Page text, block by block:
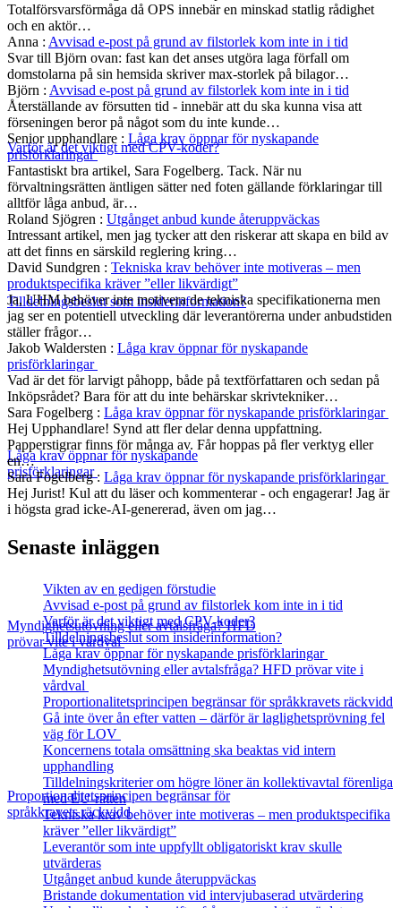
Varför är det viktigt med CPV-koder?
Tilldelningsbeslut som insiderinformation?
Låga krav öppnar för nyskapande
prisförklaringar
Myndighetsutövning eller avtalsfråga? HFD
prövar vite i vårdval
Proportionalitetsprincipen begränsar för
språkkravets räckvidd
Totalförsvarsförmåga då OPS innebär en minskad statlig rådighet
och en aktör…
Anna : Avvisad e-post på grund av filstorlek kom inte in i tid
Svar till Björn ovan: fast kan det anses utgöra laga förfall om
domstolarna på sin hemsida skriver max-storlek på bilagor…
Björn : Avvisad e-post på grund av filstorlek kom inte in i tid
Återställande av försutten tid - innebär att du ska kunna visa att
förseningen beror på något som du inte kunde…
Senior upphandlare : Låga krav öppnar för nyskapande
prisförklaringar
Fantastiskt bra artikel, Sara Fogelberg. Tack. När nu
förvaltningsrätten äntligen sätter ned foten gällande förklaringar till
alltför låga anbud, är…
Roland Sjögren : Utgånget anbud kunde återuppväckas
Intressant artikel, men jag tycker att den riskerar att skapa en bild av
att det finns en särskild reglering kring…
David Sundgren : Tekniska krav behöver inte motiveras – men
produktspecifika kräver ”eller likvärdigt”
Ja, UHM behöver inte motivera de tekniska specifikationerna men
jag ser en potentiell utveckling där leverantörerna under anbudstiden
ställer frågor…
Jakob Waldersten : Låga krav öppnar för nyskapande
prisförklaringar
Vad är det för larvigt påhopp, både på textförfattaren och sedan på
Inköpsrådet? Bara för att du inte behärskar skrivtekniker…
Sara Fogelberg : Låga krav öppnar för nyskapande prisförklaringar
Hej Upphandlare! Synd att fler delar denna uppfattning.
Papperstigrar finns för många av. Får hoppas på fler verktyg eller
en…
Sara Fogelberg: Låga krav öppnar för nyskapande prisförklaringar
Hej Jurist! Kul att du läser och kommenterar - och engagerar! Jag är
i högsta grad icke-AI-genererad, även om jag…
Senaste inläggen
Vikten av en gedigen förstudie
Avvisad e-post på grund av filstorlek kom inte in i tid
Varför är det viktigt med CPV-koder?
Tilldelningsbeslut som insiderinformation?
Låga krav öppnar för nyskapande prisförklaringar
Myndighetsutövning eller avtalsfråga? HFD prövar vite i
vårdval
Proportionalitetsprincipen begränsar för språkkravets räckvidd
Gå inte över ån efter vatten – därför är laglighetsprövning fel
väg för LOV
Koncernens totala omsättning ska beaktas vid intern
upphandling
Tilldelningskriterier om högre löner än kollektivavtal förenliga
med EU‑rätten
Tekniska krav behöver inte motiveras – men produktspecifika
kräver ”eller likvärdigt”
Leverantör som inte uppfyllt obligatoriskt krav skulle
utvärderas
Utgånget anbud kunde återuppväckas
Bristande dokumentation vid intervjubaserad utvärdering